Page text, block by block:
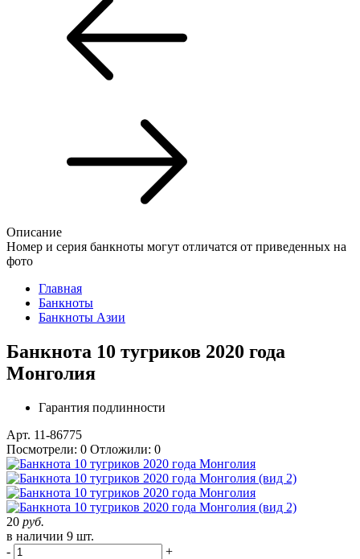
Описание
Номер и серия банкноты могут отличатся от приведенных на
фото
Главная
Банкноты
Банкноты Азии
Банкнота 10 тугриков 2020 года
Монголия
Гарантия подлинности
Арт. 11-86775
Посмотрели: 0 Отложили: 0
20 руб.
в наличии 9 шт.
-
+